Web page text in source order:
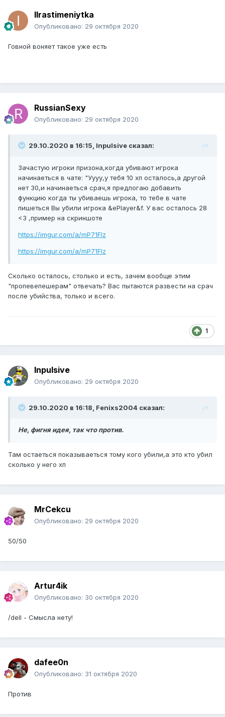
IIrastimeniytka
Опубликовано: 29 октября 2020
Говной воняет такое уже есть
RussianSexy
Опубликовано: 29 октября 2020
29.10.2020 в 16:15, Inpulsive сказал:
Зачастую игроки призона,когда убивают игрока
начинаеться в чате: "Уууу,у тебя 10 хп осталось,а другой
нет 30,и начинаеться срач,я предлогаю добавить
функцию когда ты убиваешь игрока, то тебе в чате
пишеться Вы убили игрока &ePlayer&f. У вас осталось 28
<3 ,пример на скриншоте
https://imgur.com/a/mP71Flz
https://imgur.com/a/mP71Flz
Сколько осталось, столько и есть, зачем вообще этим
"пропевепешерам" отвечать? Вас пытаются развести на срач
после убийства, только и всего.
1
Inpulsive
Опубликовано: 29 октября 2020
29.10.2020 в 16:18, Fenixs2004 сказал:
Не, фигня идея, так что против.
Там остаеться показываеться тому кого убили,а это кто убил
сколько у него хп
MrCekcu
Опубликовано: 29 октября 2020
50/50
Artur4ik
Опубликовано: 30 октября 2020
/dell - Смысла нету!
dafee0n
Опубликовано: 31 октября 2020
Против